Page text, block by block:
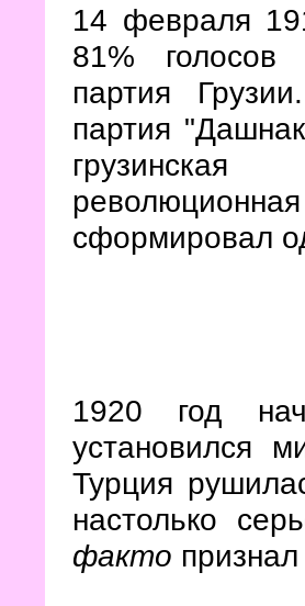
14 февраля
81% голосов
партия
партия
грузинская
сформировал
1920 год
установился
Турция
настолько
факто признал